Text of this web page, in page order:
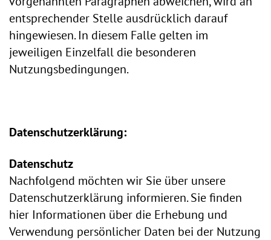
entsprechender Stelle ausdrücklich darauf
hingewiesen. In diesem Falle gelten im
jeweiligen Einzelfall die besonderen
Nutzungsbedingungen.
Datenschutzerklärung:
Datenschutz
Nachfolgend möchten wir Sie über unsere
Datenschutzerklärung informieren. Sie finden
hier Informationen über die Erhebung und
Verwendung persönlicher Daten bei der Nutzung